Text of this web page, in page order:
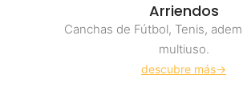
Arriendos
Canchas de Fútbol, Tenis,
multiuso.
descubre más->